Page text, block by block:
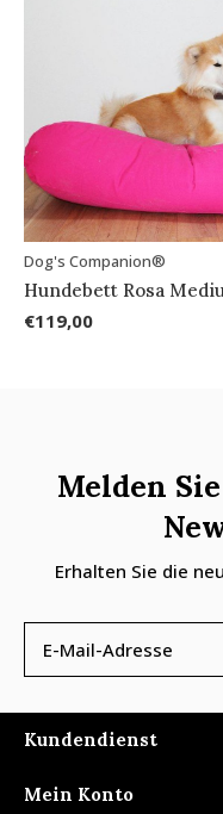
Dog's Companion®
Hundebett Rosa
€119,00
Melden
Erhalten Sie die
Kundendienst
Mein Konto